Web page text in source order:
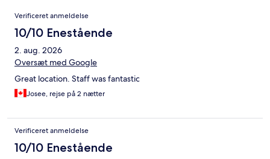
Anmeldelser
Verificeret anmeldelse
10/10 Enestående
2. aug. 2026
Oversæt med Google
Great location. Staff was fantastic
Josee, rejse på 2 nætter
Verificeret anmeldelse
10/10 Enestående